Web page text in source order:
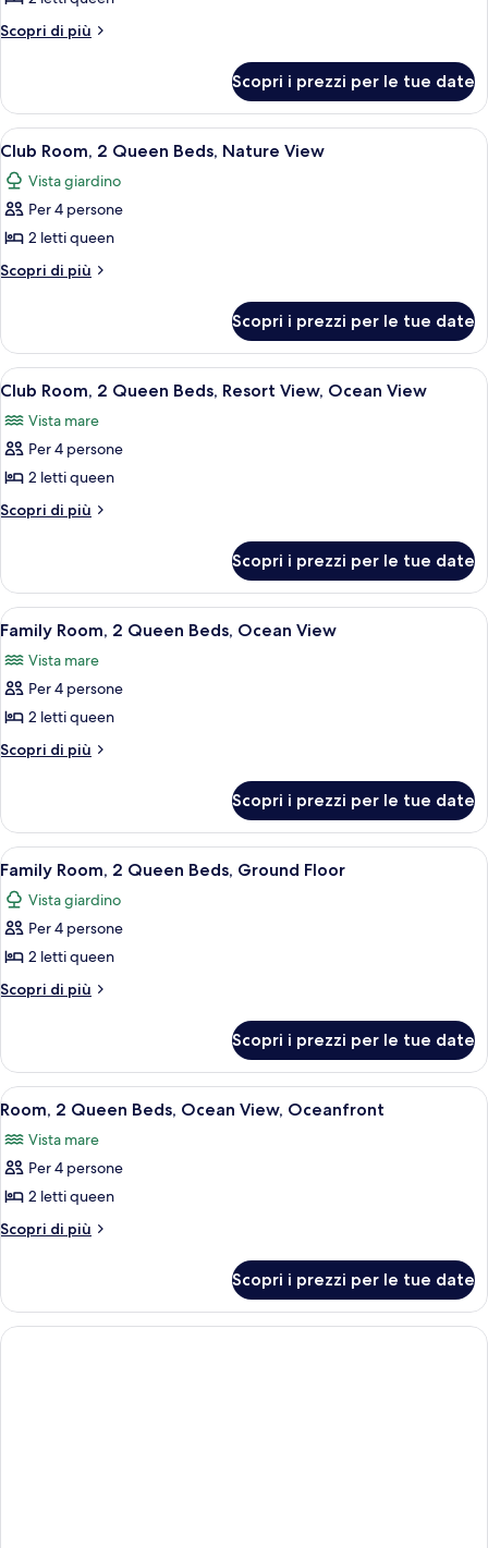
Room,
Beds,
Nature
View
Scopri di più
Altri
2
Queen
Beds,
View
Scopri i prezzi per le tue date
Apri
tutte
le
foto
per
Club
Queen
Beds,
Nature
View
Una camera d'albergo con un letto,
10
Club Room, 2 Queen Beds, Nature View
Vista giardino
Per 4 persone
2 letti queen
Scopri di più
Altri
Room,
Queen
Nature
View
Scopri i prezzi per le tue date
Apri
tutte
le
foto
per
Club
Queen
Beds,
Resort
View,
Ocean
View
Una camera d'albergo con un
7
Club Room, 2 Queen Beds, Resort View, Ocean View
Vista mare
Per 4 persone
2 letti queen
Scopri di più
Altri
Room,
Queen
Resort
View,
View
Scopri i prezzi per le tue date
Apri
tutte
le
foto
per
Family
Queen
Beds,
Ocean
View
Una camera d'albergo con un
7
Family Room, 2 Queen Beds, Ocean View
Vista mare
Per 4 persone
2 letti queen
Scopri di più
Altri
Room,
Queen
Ocean
View
Scopri i prezzi per le tue date
Apri
tutte
le
foto
per
Family
Queen
Beds,
Ground
Floor
Una camera d'albergo con un letto,
8
Family Room, 2 Queen Beds, Ground Floor
Vista giardino
Per 4 persone
2 letti queen
Scopri di più
Altri
Room,
Queen
Ground
Floor
Scopri i prezzi per le tue date
Apri
tutte
le
foto
per
Room,
Beds,
Ocean
View,
Camera d'albergo con un letto
8
Room, 2 Queen Beds, Ocean View, Oceanfront
Vista mare
Per 4 persone
2 letti queen
Scopri di più
Altri
2
Queen
Beds,
Scopri i prezzi per le tue date